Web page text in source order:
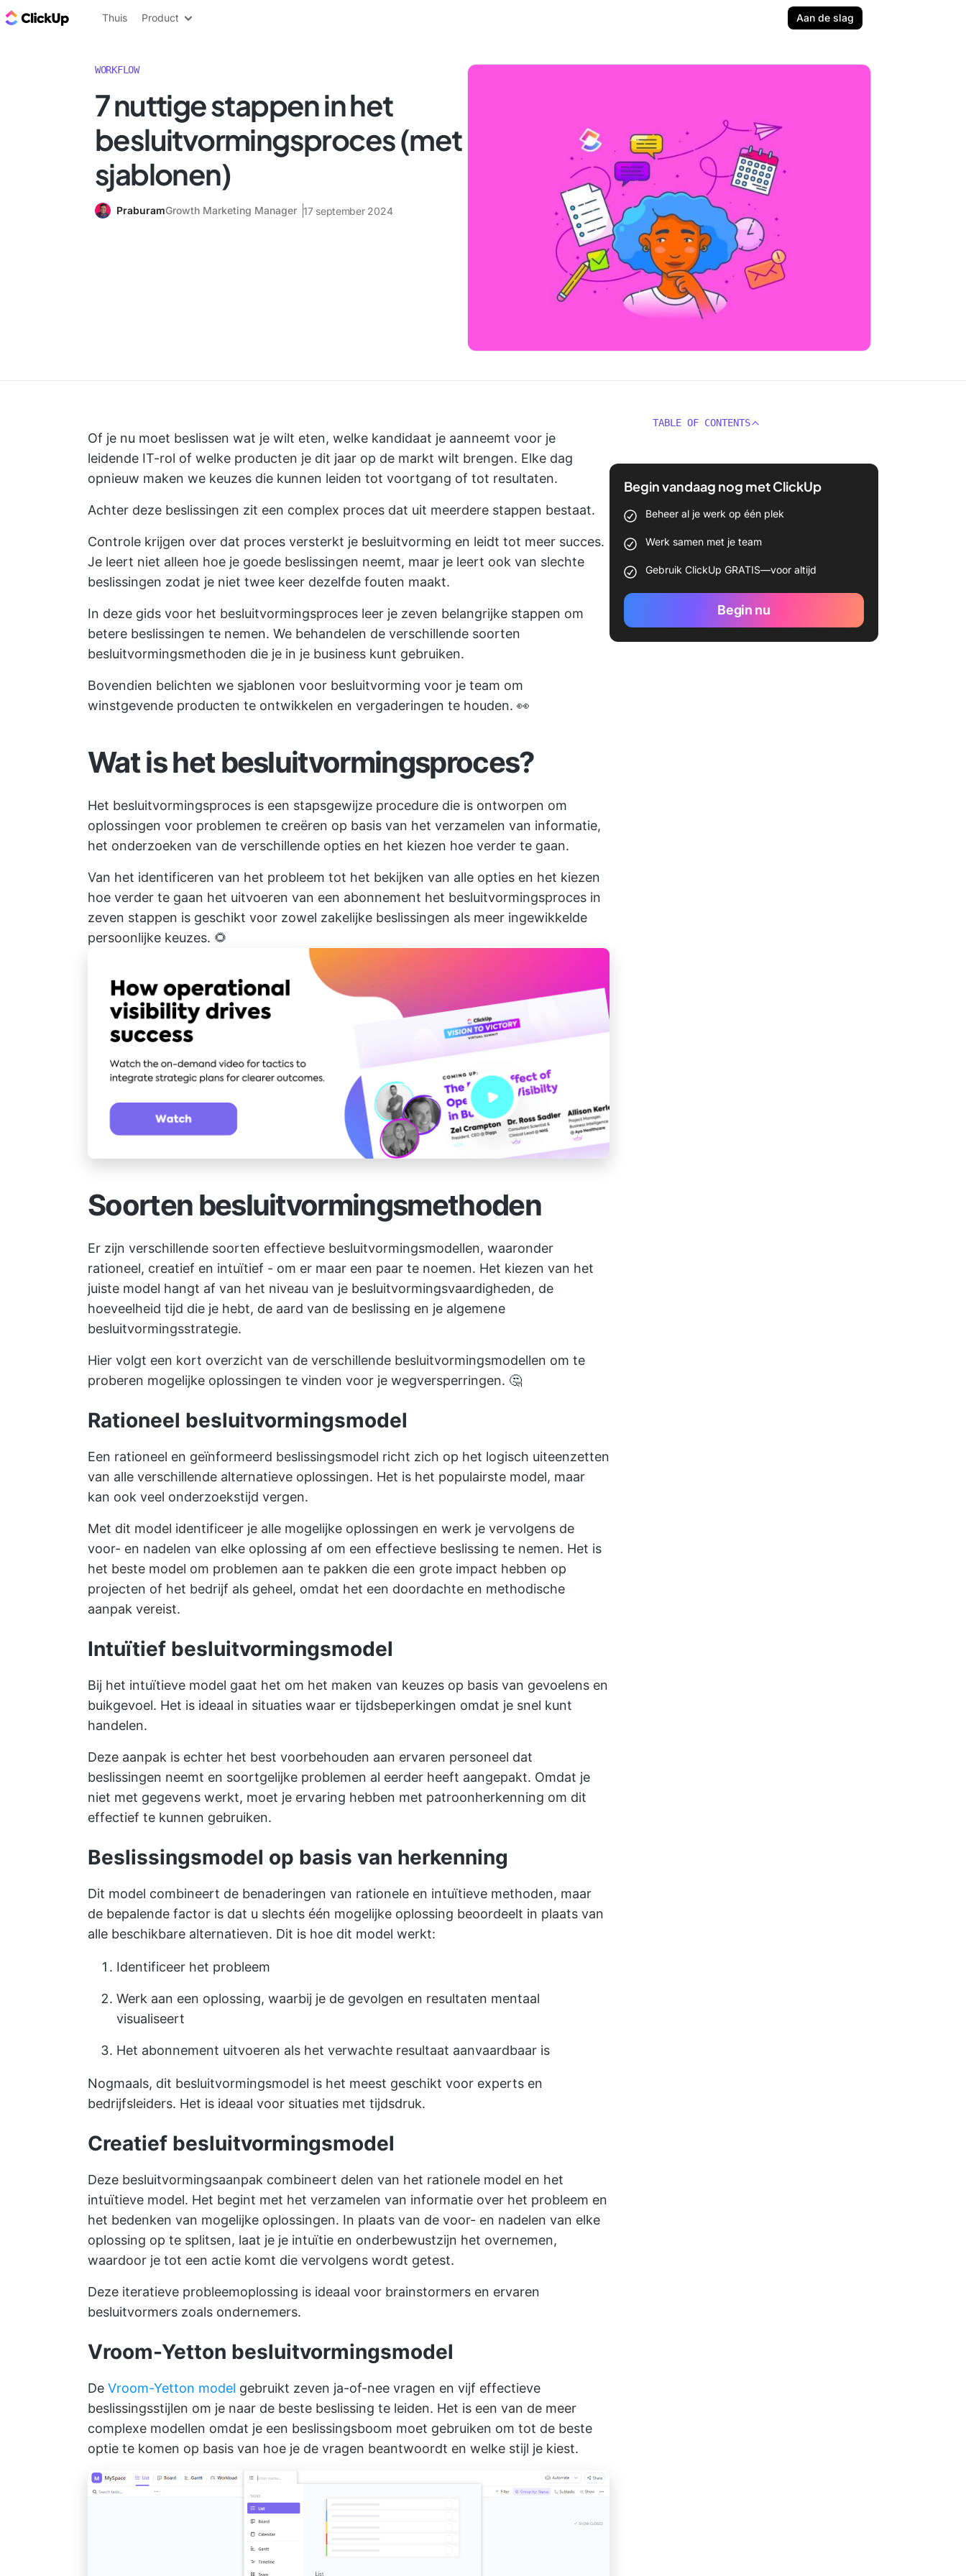
ClickUp Blog
Thuis Product Aan de slag
WORKFLOW
7 nuttige stappen in het
besluitvormingsproces (met
sjablonen)
PraburamGrowth Marketing Manager 17 september 2024
Of je nu moet beslissen wat je wilt eten, welke kandidaat je aanneemt voor je
leidende IT-rol of welke producten je dit jaar op de markt wilt brengen. Elke dag
opnieuw maken we keuzes die kunnen leiden tot voortgang of tot resultaten.
Achter deze beslissingen zit een complex proces dat uit meerdere stappen bestaat.
Controle krijgen over dat proces versterkt je besluitvorming en leidt tot meer succes.
Je leert niet alleen hoe je goede beslissingen neemt, maar je leert ook van slechte
beslissingen zodat je niet twee keer dezelfde fouten maakt.
In deze gids voor het besluitvormingsproces leer je zeven belangrijke stappen om
betere beslissingen te nemen. We behandelen de verschillende soorten
besluitvormingsmethoden die je in je business kunt gebruiken.
Bovendien belichten we sjablonen voor besluitvorming voor je team om
winstgevende producten te ontwikkelen en vergaderingen te houden. 👀
Wat is het besluitvormingsproces?
Het besluitvormingsproces is een stapsgewijze procedure die is ontworpen om
oplossingen voor problemen te creëren op basis van het verzamelen van informatie,
het onderzoeken van de verschillende opties en het kiezen hoe verder te gaan.
Van het identificeren van het probleem tot het bekijken van alle opties en het kiezen
hoe verder te gaan het uitvoeren van een abonnement het besluitvormingsproces in
zeven stappen is geschikt voor zowel zakelijke beslissingen als meer ingewikkelde
persoonlijke keuzes. 🌻
Soorten besluitvormingsmethoden
Er zijn verschillende soorten effectieve besluitvormingsmodellen, waaronder
rationeel, creatief en intuïtief - om er maar een paar te noemen. Het kiezen van het
juiste model hangt af van het niveau van je besluitvormingsvaardigheden, de
hoeveelheid tijd die je hebt, de aard van de beslissing en je algemene
besluitvormingsstrategie.
Hier volgt een kort overzicht van de verschillende besluitvormingsmodellen om te
proberen mogelijke oplossingen te vinden voor je wegversperringen. 🤔
Rationeel besluitvormingsmodel
Een rationeel en geïnformeerd beslissingsmodel richt zich op het logisch uiteenzetten
van alle verschillende alternatieve oplossingen. Het is het populairste model, maar
kan ook veel onderzoekstijd vergen.
Met dit model identificeer je alle mogelijke oplossingen en werk je vervolgens de
voor- en nadelen van elke oplossing af om een effectieve beslissing te nemen. Het is
het beste model om problemen aan te pakken die een grote impact hebben op
projecten of het bedrijf als geheel, omdat het een doordachte en methodische
aanpak vereist.
Intuïtief besluitvormingsmodel
Bij het intuïtieve model gaat het om het maken van keuzes op basis van gevoelens en
buikgevoel. Het is ideaal in situaties waar er tijdsbeperkingen omdat je snel kunt
handelen.
Deze aanpak is echter het best voorbehouden aan ervaren personeel dat
beslissingen neemt en soortgelijke problemen al eerder heeft aangepakt. Omdat je
niet met gegevens werkt, moet je ervaring hebben met patroonherkenning om dit
effectief te kunnen gebruiken.
Beslissingsmodel op basis van herkenning
Dit model combineert de benaderingen van rationele en intuïtieve methoden, maar
de bepalende factor is dat u slechts één mogelijke oplossing beoordeelt in plaats van
alle beschikbare alternatieven. Dit is hoe dit model werkt:
Identificeer het probleem
Werk aan een oplossing, waarbij je de gevolgen en resultaten mentaal
visualiseert
Het abonnement uitvoeren als het verwachte resultaat aanvaardbaar is
Nogmaals, dit besluitvormingsmodel is het meest geschikt voor experts en
bedrijfsleiders. Het is ideaal voor situaties met tijdsdruk.
Creatief besluitvormingsmodel
Deze besluitvormingsaanpak combineert delen van het rationele model en het
intuïtieve model. Het begint met het verzamelen van informatie over het probleem en
het bedenken van mogelijke oplossingen. In plaats van de voor- en nadelen van elke
oplossing op te splitsen, laat je je intuïtie en onderbewustzijn het overnemen,
waardoor je tot een actie komt die vervolgens wordt getest.
Deze iteratieve probleemoplossing is ideaal voor brainstormers en ervaren
besluitvormers zoals ondernemers.
Vroom-Yetton besluitvormingsmodel
De Vroom-Yetton model gebruikt zeven ja-of-nee vragen en vijf effectieve
beslissingsstijlen om je naar de beste beslissing te leiden. Het is een van de meer
complexe modellen omdat je een beslissingsboom moet gebruiken om tot de beste
optie te komen op basis van hoe je de vragen beantwoordt en welke stijl je kiest.
TABLE OF CONTENTS
Begin vandaag nog met ClickUp
Beheer al je werk op één plek
Werk samen met je team
Gebruik ClickUp GRATIS—voor altijd
Begin nu